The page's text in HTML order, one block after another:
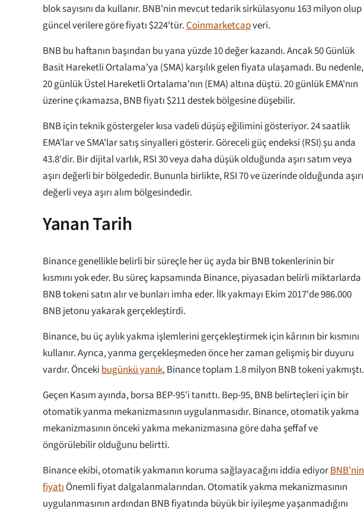
blok sayısını da kullanır. BNB'nin mevcut tedarik sirkülasyonu 163 milyon olup
güncel verilere göre fiyatı $224'tür.Coinmarketcapveri.
BNB bu haftanın başından bu yana yüzde 10 değer kazandı. Ancak 50 Günlük
Basit Hareketli Ortalama'ya (SMA) karşılık gelen fiyata ulaşamadı. Bu nedenle,
20 günlük Üstel Hareketli Ortalama'nın (EMA) altına düştü. 20 günlük EMA'nın
üzerine çıkamazsa, BNB fiyatı $211 destek bölgesine düşebilir.
BNB için teknik göstergeler kısa vadeli düşüş eğilimini gösteriyor. 24 saatlik
EMA'lar ve SMA'lar satış sinyalleri gösterir. Göreceli güç endeksi (RSI) şu anda
43.8'dir. Bir dijital varlık, RSI 30 veya daha düşük olduğunda aşırı satım veya
aşırı değerli bir bölgededir. Bununla birlikte, RSI 70 ve üzerinde olduğunda aşırı
değerli veya aşırı alım bölgesindedir.
Yanan Tarih
Binance genellikle belirli bir süreçle her üç ayda bir BNB tokenlerinin bir
kısmını yok eder. Bu süreç kapsamında Binance, piyasadan belirli miktarlarda
BNB tokeni satın alır ve bunları imha eder. İlk yakmayı Ekim 2017'de 986.000
BNB jetonu yakarak gerçekleştirdi.
Binance, bu üç aylık yakma işlemlerini gerçekleştirmek için kârının bir kısmını
kullanır. Ayrıca, yanma gerçekleşmeden önce her zaman gelişmiş bir duyuru
vardır. Önceki bugünkü yanık, Binance toplam 1.8 milyon BNB tokeni yakmıştı.
Geçen Kasım ayında, borsa BEP-95'i tanıttı. Bep-95, BNB belirteçleri için bir
otomatik yanma mekanizmasının uygulanmasıdır. Binance, otomatik yakma
mekanizmasının önceki yakma mekanizmasına göre daha şeffaf ve
öngörülebilir olduğunu belirtti.
Binance ekibi, otomatik yakmanın koruma sağlayacağını iddia ediyorBNB'nin
fiyatı Önemli fiyat dalgalanmalarından. Otomatik yakma mekanizmasının
uygulanmasının ardından BNB fiyatında büyük bir iyileşme yaşanmadığını